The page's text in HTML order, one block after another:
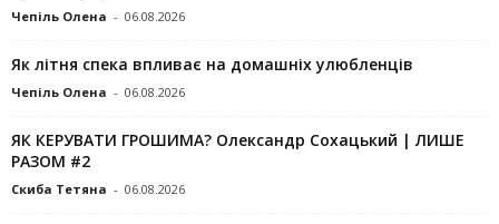
Чепіль Олена - 06.08.2026
Як літня спека впливає на домашніх улюбленців
Чепіль Олена - 06.08.2026
ЯК КЕРУВАТИ ГРОШИМА? Олександр Сохацький | ЛИШЕ
РАЗОМ #2
Скиба Тетяна - 06.08.2026